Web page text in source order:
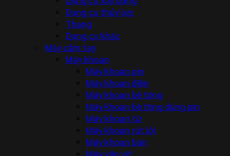
Dụng cụ thủy lực
Thang
Dụng cụ khác
Máy cầm tay
Máy khoan
Máy khoan pin
Máy khoan điện
Máy khoan bê tông
Máy khoan bê tông dùng pin
Máy khoan từ
Máy khoan rút lõi
Máy khoan bàn
Máy vặn vít